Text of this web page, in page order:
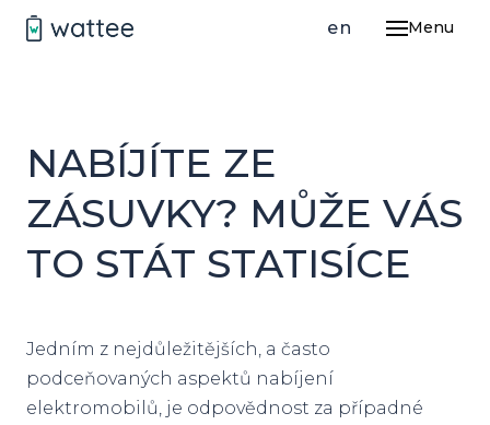
Menu
cs
en
NABÍJÍTE ZE
ZÁSUVKY? MŮŽE VÁS
TO STÁT STATISÍCE
Jedním z nejdůležitějších, a často
podceňovaných aspektů nabíjení
elektromobilů, je odpovědnost za případné